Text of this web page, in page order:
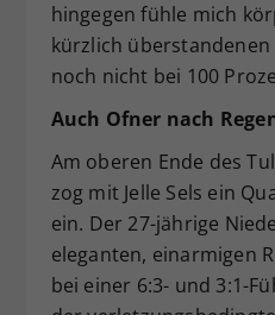
hingegen fühle mich
kürzlich
noch nicht bei 100
Auch Ofner nach
Am oberen Ende des
zog mit Jelle Sels ein
ein. Der 27-jährige
eleganten, einarmigen
bei einer 6:3- und 3:1-